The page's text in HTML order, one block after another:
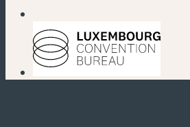
(nouvelle fenêtre)